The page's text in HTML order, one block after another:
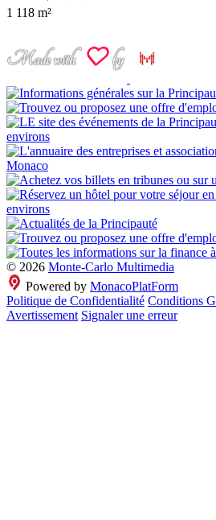
1 118 m²
© 2026 Monte-Carlo Multimedia
Powered by MonacoPlatForm
Politique de Confidentialité Conditions
Avertissement Signaler une erreur